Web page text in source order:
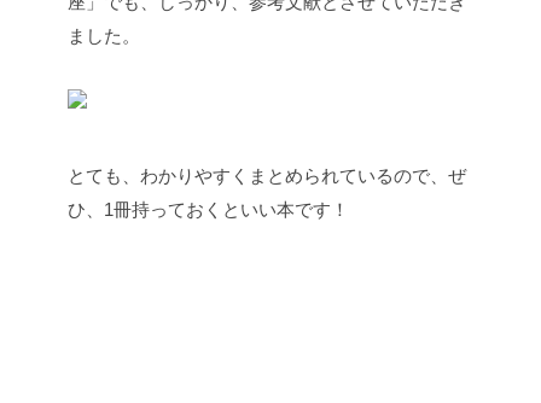
ました。
とても、わかりやすくまとめられているので、ぜ
ひ、1冊持っておくといい本です！